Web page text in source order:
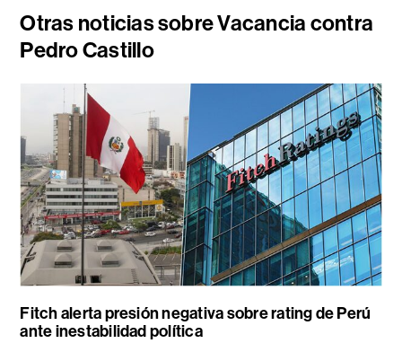
Otras noticias sobre Vacancia contra
Pedro Castillo
Fitch alerta presión negativa sobre rating de Perú
ante inestabilidad política